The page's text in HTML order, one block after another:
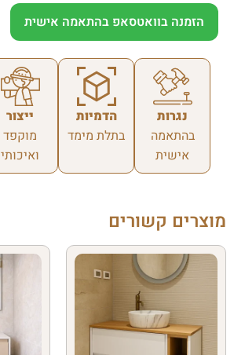
הזמנה בוואטסאפ בהתאמה אישית
נגרות
בהתאמה
אישית
הדמיות
בתלת מימד
ייצור
מוקפד
ואיכותי
מוצרים קשורים